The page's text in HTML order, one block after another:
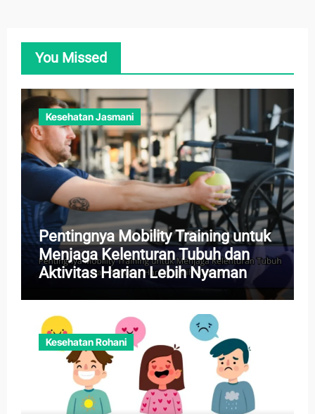
You Missed
Kesehatan Jasmani
Pentingnya Mobility Training untuk
Menjaga Kelenturan Tubuh dan
Aktivitas Harian Lebih Nyaman
Kesehatan Rohani